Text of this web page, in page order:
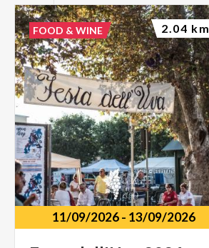
11/09/2026- 13/09/2026
FOOD & WINE 2.04 km